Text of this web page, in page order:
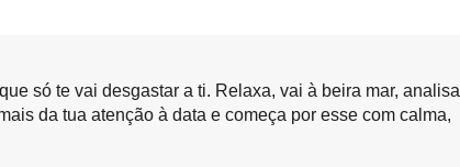
só te vai desgastar a ti. Relaxa, vai à beira mar, analisa
da tua atenção à data e começa por esse com calma,